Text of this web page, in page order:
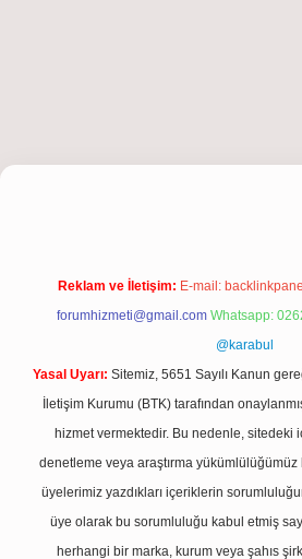
Reklam ve İletişim: E-mail:
forumhizmeti@gmail.com Whatsapp:
@karabul
Yasal Uyarı: Sitemiz, 5651 Sayılı Kanun
İletişim Kurumu (BTK) tarafından
hizmet vermektedir. Bu nedenle, sitedeki
denetleme veya araştırma yükümlülüğümüz
üyelerimiz yazdıkları içeriklerin
üye olarak bu sorumluluğu kabul etmiş
herhangi bir marka, kurum veya şahıs